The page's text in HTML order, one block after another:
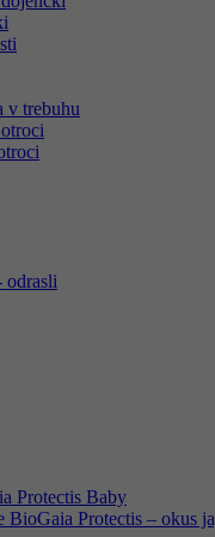
v trebuhu
odrasli
Protectis Baby
BioGaia Protectis – okus